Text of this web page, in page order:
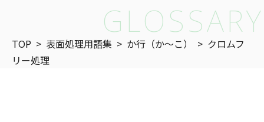
表面処理の基礎知識
お問い合わせ
GLOSSARY
TOP > 表面処理用語集 > か行（か〜こ） > クロムフ
リー処理